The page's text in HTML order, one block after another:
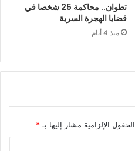
تطوان.. محاكمة 25 شخصا في
قضايا الهجرة السرية
منذ 4 أيام
الحقول الإلزامية مشار إليها بـ *